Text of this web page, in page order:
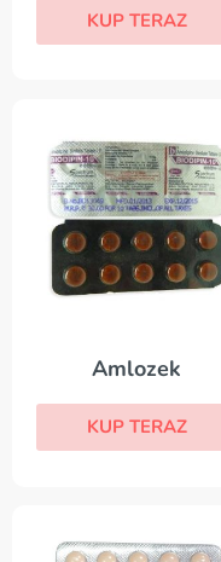
KUP TERAZ
Amlozek
KUP TERAZ